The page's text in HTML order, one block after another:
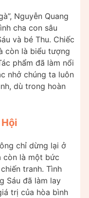
Nguyễn Quang
cha con sâu
và bé Thu. Chiếc
còn là biểu tượng
phẩm đã làm nổi
nhở chúng ta luôn
dù trong hoàn
chỉ dừng lại ở
còn là một bức
tranh. Tình
Sáu đã làm lay
trị của hòa bình